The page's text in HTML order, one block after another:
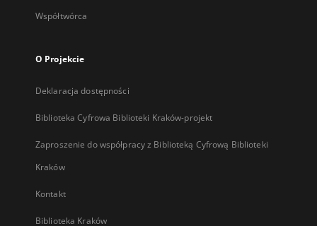
Współtwórca
O Projekcie
Deklaracja dostępności
Biblioteka Cyfrowa Biblioteki Kraków-projekt
Zaproszenie do współpracy z Biblioteką Cyfrową Biblioteki
Kraków
Kontakt
Biblioteka Kraków